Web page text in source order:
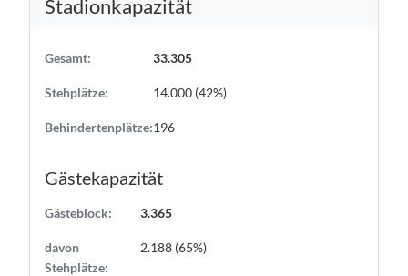
Stadionkapazität
Gesamt: 33.305
Stehplätze: 14.000 (42%)
Behindertenplätze:196
Gästekapazität
Gästeblock: 3.365
davon
Stehplätze:
2.188 (65%)